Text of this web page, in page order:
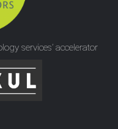
services’ accelerator